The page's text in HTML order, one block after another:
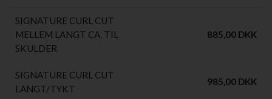
SIGNATURE CURL CUT
MELLEM LANGT CA. TIL
SKULDER
885,00 DKK
SIGNATURE CURL CUT
LANGT/TYKT
985,00 DKK